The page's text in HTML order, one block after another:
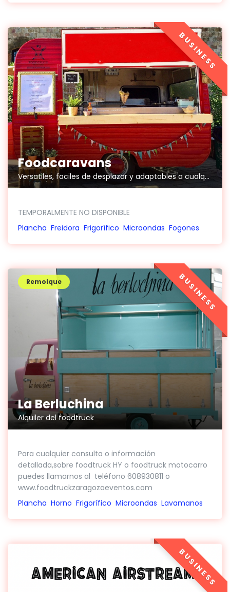
Foodcaravans
Versatiles, faciles de desplazar y adaptables a cualquier espacio.
TEMPORALMENTE NO DISPONIBLE
Plancha Freidora Frigorífico Microondas Fogones
BUSINESS
La Berluchina
Alquiler del foodtruck
Remolque
Para cualquier consulta o información
detallada,sobre foodtruck HY o foodtruck motocarro
puedes llamarnos al teléfono 608930811 o
www.foodtruckzaragozaeventos.com
Plancha Horno Frigorífico Microondas Lavamanos
BUSINESS
BUSINESS